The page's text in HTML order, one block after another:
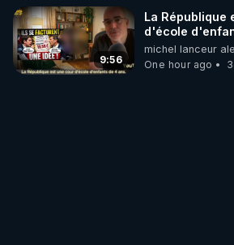
CrowdBunker
balle dans le
chaines
plus rien.
9:56
La République
d'école
michel lanceur
One hour ago